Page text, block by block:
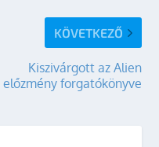
KÖVETKEZŐ
Kiszivárgott az Alien
előzmény forgatókönyve